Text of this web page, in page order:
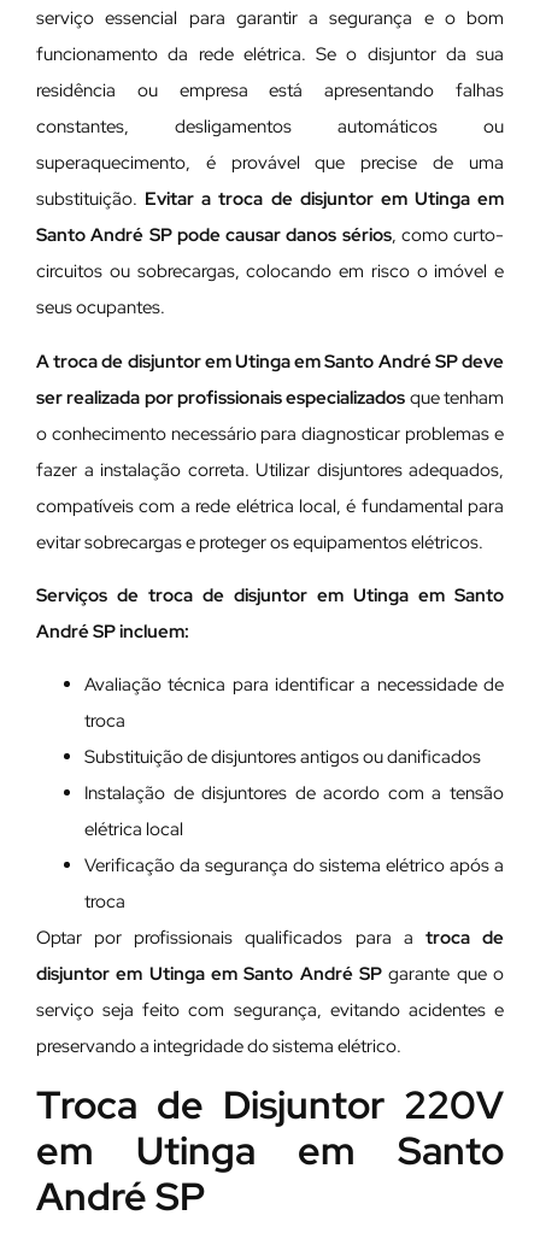
serviço essencial para garantir a segurança e o bom
funcionamento da rede elétrica. Se o disjuntor da sua
residência ou empresa está apresentando falhas
constantes, desligamentos automáticos ou
superaquecimento, é provável que precise de uma
substituição. Evitar a troca de disjuntor em Utinga em
Santo André SP pode causar danos sérios, como curto-
circuitos ou sobrecargas, colocando em risco o imóvel e
seus ocupantes.
A troca de disjuntor em Utinga em Santo André SP deve
ser realizada por profissionais especializados que tenham
o conhecimento necessário para diagnosticar problemas e
fazer a instalação correta. Utilizar disjuntores adequados,
compatíveis com a rede elétrica local, é fundamental para
evitar sobrecargas e proteger os equipamentos elétricos.
Serviços de troca de disjuntor em Utinga em Santo
André SP incluem:
Avaliação técnica para identificar a necessidade de
troca
Substituição de disjuntores antigos ou danificados
Instalação de disjuntores de acordo com a tensão
elétrica local
Verificação da segurança do sistema elétrico após a
troca
Optar por profissionais qualificados para a troca de
disjuntor em Utinga em Santo André SP garante que o
serviço seja feito com segurança, evitando acidentes e
preservando a integridade do sistema elétrico.
Troca de Disjuntor 220V
em Utinga em Santo
André SP